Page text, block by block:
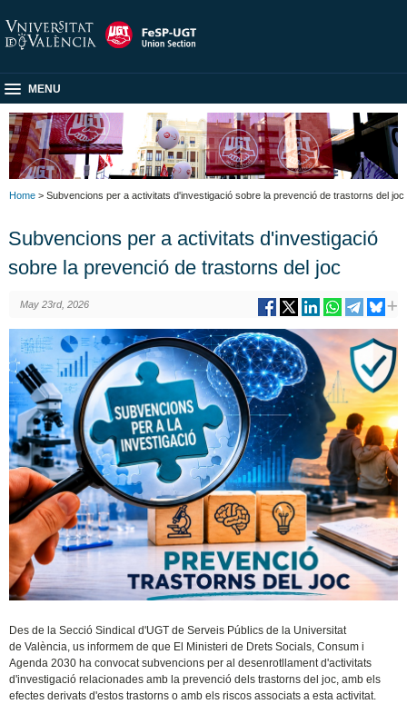
MENU
Home > Subvencions per a activitats d'investigació sobre la prevenció de trastorns del joc
Subvencions per a activitats d'investigació
sobre la prevenció de trastorns del joc
May 23rd, 2026
Des de la Secció Sindical d'UGT de Serveis Públics de la Universitat
de València, us informem de que El Ministeri de Drets Socials, Consum i
Agenda 2030 ha convocat subvencions per al desenrotllament d'activitats
d'investigació relacionades amb la prevenció dels trastorns del joc, amb els
efectes derivats d'estos trastorns o amb els riscos associats a esta activitat.